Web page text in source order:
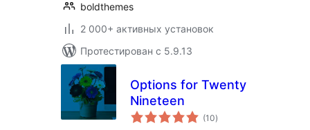
boldthemes
2 000+ активных установок
Протестирован с 5.9.13
Options for Twenty
Nineteen
(10общий
рейтинг
)